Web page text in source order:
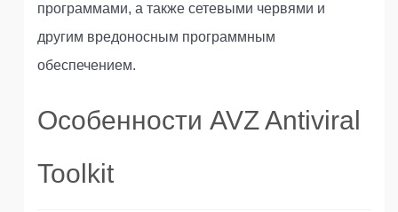
программами, а также сетевыми червями и
другим вредоносным программным
обеспечением.
Особенности AVZ Antiviral
Toolkit